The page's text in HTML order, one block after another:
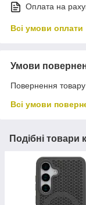
Оплата на
Всі умови оплати
Умови
Повернення
Всі умови
Подібні товари